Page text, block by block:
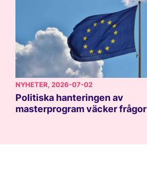
NYHETER, 2026-07-02
Politiska hanteringen av
masterprogram väcker frågor